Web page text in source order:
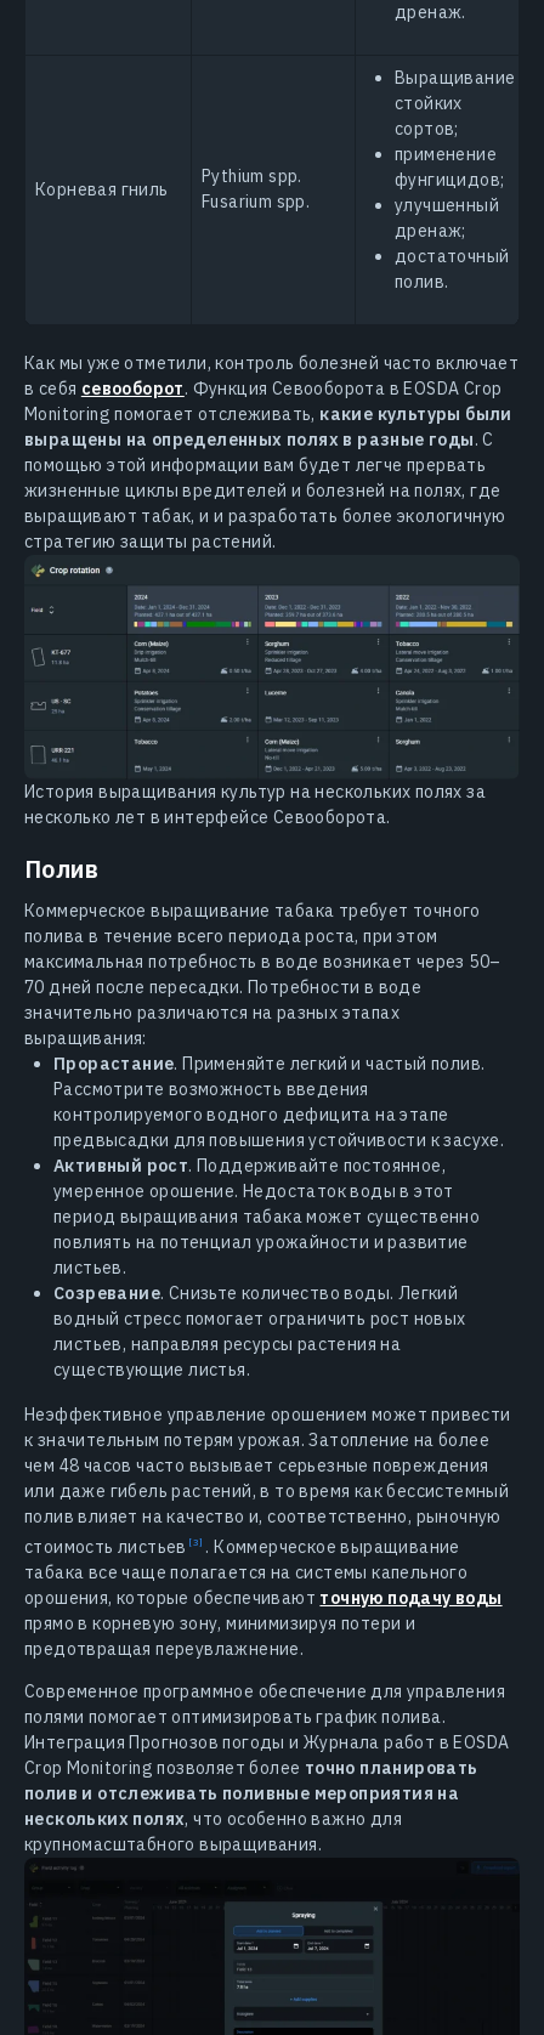
дренаж.
Корневая гниль
Pythium spp.
Fusarium spp.
Выращивание
стойких
сортов;
применение
фунгицидов;
улучшенный
дренаж;
достаточный
полив.
Как мы уже отметили, контроль болезней часто включает
в себя севооборот. Функция Севооборота в EOSDA Crop
Monitoring помогает отслеживать, какие культуры были
выращены на определенных полях в разные годы. С
помощью этой информации вам будет легче прервать
жизненные циклы вредителей и болезней на полях, где
выращивают табак, и и разработать более экологичную
стратегию защиты растений.
История выращивания культур на нескольких полях за
несколько лет в интерфейсе Севооборота.
Полив
Коммерческое выращивание табака требует точного
полива в течение всего периода роста, при этом
максимальная потребность в воде возникает через 50–
70 дней после пересадки. Потребности в воде
значительно различаются на разных этапах
выращивания:
Прорастание. Применяйте легкий и частый полив.
Рассмотрите возможность введения
контролируемого водного дефицита на этапе
предвысадки для повышения устойчивости к засухе.
Активный рост. Поддерживайте постоянное,
умеренное орошение. Недостаток воды в этот
период выращивания табака может существенно
повлиять на потенциал урожайности и развитие
листьев.
Созревание. Снизьте количество воды. Легкий
водный стресс помогает ограничить рост новых
листьев, направляя ресурсы растения на
существующие листья.
Неэффективное управление орошением может привести
к значительным потерям урожая. Затопление на более
чем 48 часов часто вызывает серьезные повреждения
или даже гибель растений, в то время как бессистемный
полив влияет на качество и, соответственно, рыночную
стоимостьлистьев
. Коммерческое выращивание
табака все чаще полагается на системы капельного
орошения, которые обеспечивают точную подачу воды
прямо в корневую зону, минимизируя потери и
предотвращая переувлажнение.
Современное программное обеспечение для управления
полями помогает оптимизировать график полива.
Интеграция Прогнозов погоды и Журнала работ в EOSDA
Crop Monitoring позволяет более точно планировать
полив и отслеживать поливные мероприятия на
нескольких полях, что особенно важно для
крупномасштабного выращивания.